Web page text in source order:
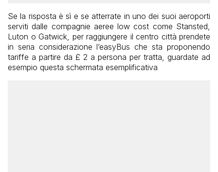
Se la risposta è sì e se atterrate in uno dei suoi aeroporti
serviti dalle compagnie aeree low cost come Stansted,
Luton o Gatwick, per raggiungere il centro città prendete
in seria considerazione l’easyBus che sta proponendo
tariffe a partire da £ 2 a persona per tratta, guardate ad
esempio questa schermata esemplificativa